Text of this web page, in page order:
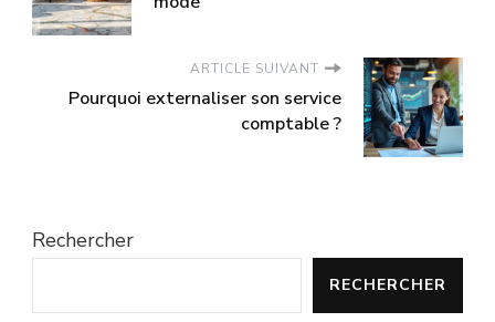
ARTICLE SUIVANT
Pourquoi externaliser son service
comptable ?
Rechercher
RECHERCHER